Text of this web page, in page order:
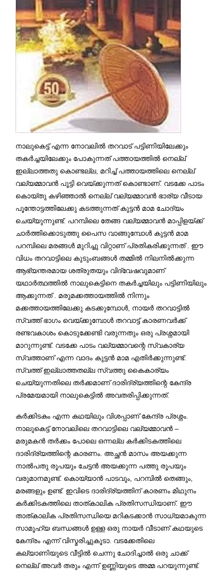
നാലുകെട്ട് എന്ന നോവലിൽ തറവാട് പട്ടിണിയിലേക്കും
തകർച്ചയിലേക്കും പോകുന്നത് പത്തായത്തിൽ നെല്ല്
ഇല്ലാത്തതു കൊണ്ടല്ല, മറിച്ച് പത്തായത്തിലെ നെല്ല്
വല്യമ്മാവൻ പൂട്ടി വെയ്ക്കുന്നത് കൊണ്ടാണ്. വടക്കേ പാടം
കൊയ്തു കഴിഞ്ഞാൽ നെല്ല് വല്യമ്മാവൻ ഭാര്യ വീടായ
പൂന്തോട്ടത്തിലേക്കു കടത്തുന്നത് കുട്ടൻ മാമ ചോദ്യം
ചെയ്യുന്നുണ്ട്‌. പറമ്പിലെ തേങ്ങ വല്യമ്മാവൻ മാപ്പിളയ്ക്ക്
ചാർത്തിക്കൊടുത്തു പൈസ വാങ്ങുമ്പോൾ കുട്ടൻ മാമ
പറമ്പിലെ മരങ്ങൾ മുറിച്ചു വിറ്റാണ് പ്രതികരിക്കുന്നത് . ഈ
വിധം തറവാട്ടിലെ കുടുംബങ്ങൾ തമ്മിൽ നിലനിൽക്കുന്ന
ആഭ്യന്തരമായ ശത്രുതയും വിദ്വേഷവുമാണ്
യഥാർത്ഥത്തിൽ നാലുകെട്ടിനെ തകർച്ചയിലും പട്ടിണിയിലും
ആക്കുന്നത് . മരുമക്കത്തായത്തിൽ നിന്നും
മക്കത്തായത്തിലേക്കു കടക്കുമ്പോൾ, നായർ തറവാട്ടിൽ
സ്വത്ത് ഭാഗം വെയ്ക്കുമ്പോൾ തറവാട്ട് കാരണവർക്ക്
രണ്ടവകാശം കൊടുക്കേണ്ടി വരുന്നതും ഒരു പ്രശ്നമായി
മാറുന്നുണ്ട്. വടക്കേ പാടം വല്യമ്മാവന്റെ സ്വകാര്യ
സ്വത്താണ് എന്ന വാദം കുട്ടൻ മാമ എതിർക്കുന്നുണ്ട്.
സ്വത്ത് ഇല്ലാത്തതല്ല സ്വത്തു കൈകാര്യം
ചെയ്യുന്നതിലെ തർക്കമാണ് ദാരിദ്ര്യത്തിന്റെ കേന്ദ്ര
പ്രമേയമായി നാലുകെട്ടിൽ അവതരിപ്പിക്കുന്നത്.
കർക്കിടകം എന്ന കഥയിലും വിശപ്പാണ് കേന്ദ്ര പ്രശ്നം.
നാലുകെട്ട് നോവലിലെ തറവാട്ടിലെ വല്യമ്മാവന്‍ –
മരുമകൻ തർക്കം പോലെ ഒന്നല്ല കർക്കിടകത്തിലെ
ദാരിദ്ര്യത്തിന്റെ കാരണം. അച്ഛൻ മാസം അയക്കുന്ന
നാൽപതു രൂപയും ചേട്ടൻ അയക്കുന്ന പത്തു രൂപയും
വരുമാനമുണ്ട്. കൊയ്യാൻ പാടവും, പറമ്പിൽ തെങ്ങും,
മരങ്ങളും ഉണ്ട്. ഇവിടെ ദാരിദ്ര്യത്തിന് കാരണം മിഥുനം
കർക്കിടകത്തിലെ താത്കാലിക പ്രതിസന്ധിയാണ്. ഈ
താത്കാലിക പ്രതിസന്ധിയെ മറികടക്കാൻ സാധ്യമാകുന്ന
സാമൂഹ്യ ബന്ധങ്ങൾ ഉള്ള ഒരു നായർ വീടാണ് കഥയുടെ
കേന്ദ്രം എന്ന് വിസ്മരിച്ചുകൂടാ. വടക്കേതിലെ
കല്യാണിയുടെ വീട്ടിൽ ചെന്നു ചോദിച്ചാൽ ഒരു ചാക്ക്
നെല്ല് അവർ തരും എന്ന് ഉണ്ണിയുടെ അമ്മ പറയുന്നുണ്ട്.